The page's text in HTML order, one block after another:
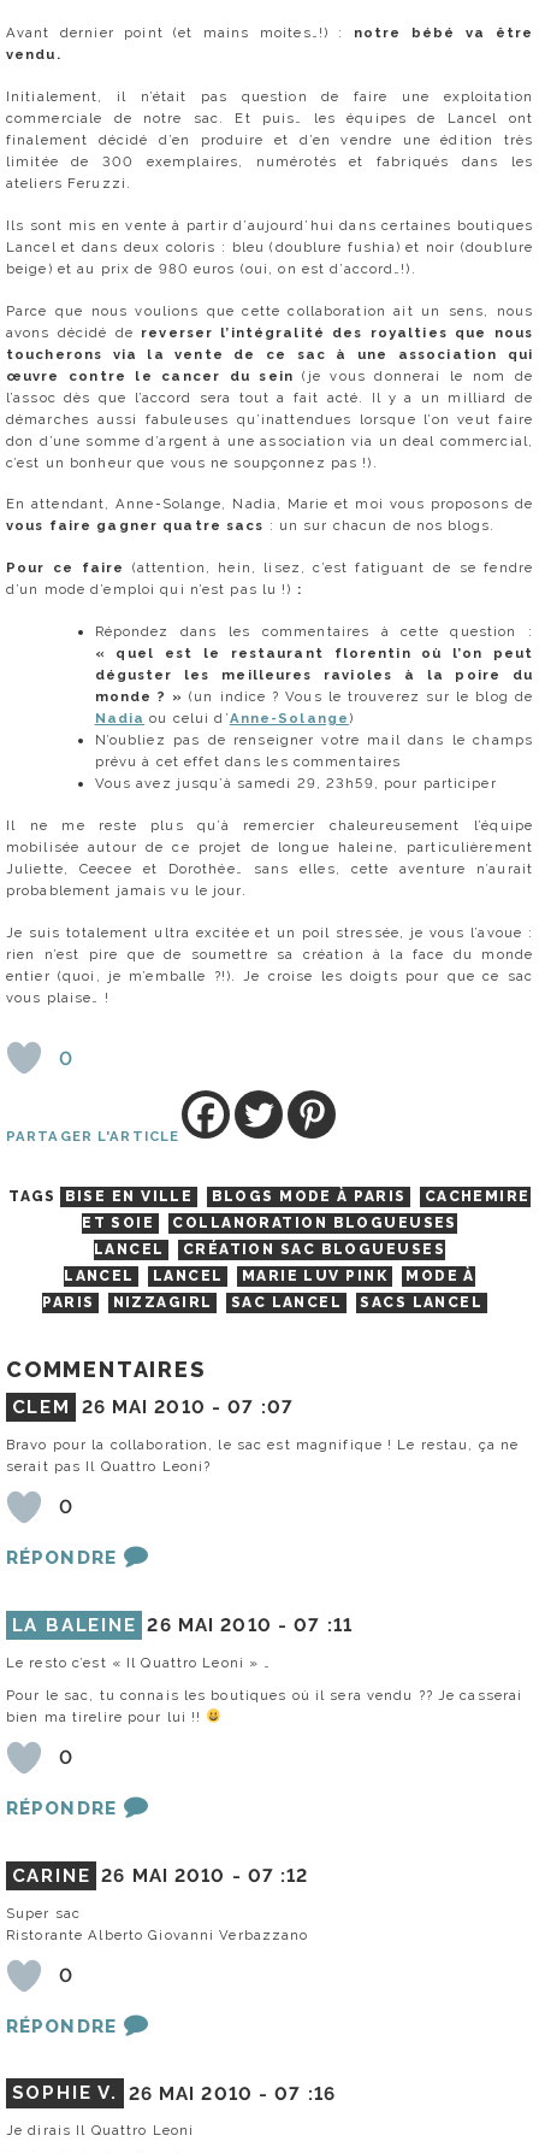
Avant dernier point (et mains moites…!) : notre bébé va être
vendu.
Initialement, il n’était pas question de faire une exploitation
commerciale de notre sac. Et puis… les équipes de Lancel ont
finalement décidé d’en produire et d’en vendre une édition très
limitée de 300 exemplaires, numérotés et fabriqués dans les
ateliers Feruzzi.
Ils sont mis en vente à partir d’aujourd’hui dans certaines boutiques
Lancel et dans deux coloris : bleu (doublure fushia) et noir (doublure
beige) et au prix de 980 euros (oui, on est d’accord…!).
Parce que nous voulions que cette collaboration ait un sens, nous
avons décidé de reverser l’intégralité des royalties que nous
toucherons via la vente de ce sac à une association qui
œuvre contre le cancer du sein (je vous donnerai le nom de
l’assoc dès que l’accord sera tout a fait acté. Il y a un milliard de
démarches aussi fabuleuses qu’inattendues lorsque l’on veut faire
don d’une somme d’argent à une association via un deal commercial,
c’est un bonheur que vous ne soupçonnez pas !).
En attendant, Anne-Solange, Nadia, Marie et moi vous proposons de
vous faire gagner quatre sacs : un sur chacun de nos blogs.
Pour ce faire
(attention, hein, lisez, c’est fatiguant de se fendre
d’un mode d’emploi qui n’est pas lu !) :
Répondez dans les commentaires à cette question :
« quel est le restaurant florentin où l’on peut
déguster les meilleures ravioles à la poire du
monde ? » (un indice ? Vous le trouverez sur le blog de
Nadia ou celui d’Anne-Solange )
N’oubliez pas de renseigner votre mail dans le champs
prévu à cet effet dans les commentaires
Vous avez jusqu’à samedi 29, 23h59, pour participer
Il ne me reste plus qu’à remercier chaleureusement l’équipe
mobilisée autour de ce projet de longue haleine, particulièrement
Juliette, Ceecee et Dorothée… sans elles, cette aventure n’aurait
probablement jamais vu le jour.
Je suis totalement ultra excitée et un poil stressée, je vous l’avoue :
rien n’est pire que de soumettre sa création à la face du monde
entier (quoi, je m’emballe ?!). Je croise les doigts pour que ce sac
vous plaise… !
0
PARTAGER L'ARTICLE
TAGS BISE EN VILLE BLOGS MODE À PARIS
CACHEMIRE
ET SOIE
COLLANORATION BLOGUEUSES
LANCEL
CRÉATION SAC BLOGUEUSES
LANCEL
LANCEL MARIE LUV PINK
MODE À
PARIS
NIZZAGIRL SAC LANCEL SACS LANCEL
COMMENTAIRES
CLEM 26 MAI 2010 -07 :07
Bravo pour la collaboration, le sac est magnifique ! Le restau, ça ne
serait pas Il Quattro Leoni?
0
RÉPONDRE
LA BALEINE 26 MAI 2010 -07 :11
Le resto c’est « Il Quattro Leoni » …
Pour le sac, tu connais les boutiques où il sera vendu ?? Je casserai
bien ma tirelire pour lui !!
0
RÉPONDRE
CARINE 26 MAI 2010 - 07 :12
Super sac
Ristorante Alberto Giovanni Verbazzano
0
RÉPONDRE
SOPHIE V. 26 MAI 2010 -07 :16
Je dirais Il Quattro Leoni